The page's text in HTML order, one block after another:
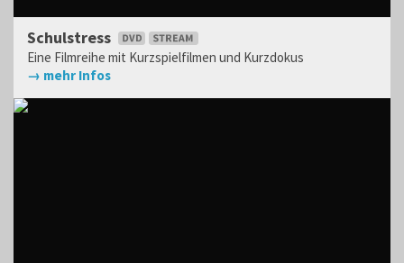
Schulstress
Eine Filmreihe mit Kurzspielfilmen und Kurzdokus
→ mehr Infos